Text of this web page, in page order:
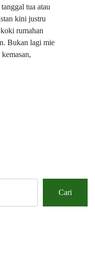
tua atau
kini justru
rumahan
Bukan lagi mie
Cari